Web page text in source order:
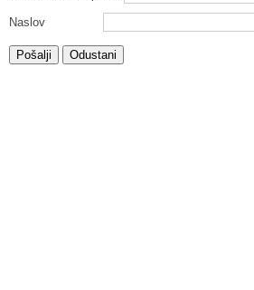
Naslov
Pošalji Odustani